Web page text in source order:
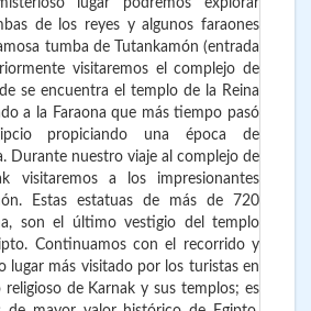
lugar podremos explorar
de los reyes y algunos faraones
tumba de Tutankamón (entrada
visitaremos el complejo de
se encuentra el templo de la Reina
a la Faraona que más tiempo pasó
propiciando una época de
Durante nuestro viaje al complejo de
visitaremos a los impresionantes
Estas estatuas de más de 720
son el último vestigio del templo
Continuamos con el recorrido y
lugar más visitado por los turistas en
religioso de Karnak y sus templos; es